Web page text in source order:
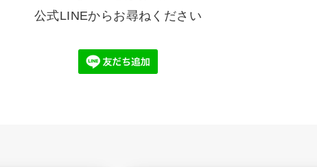
公式LINEからお尋ねください